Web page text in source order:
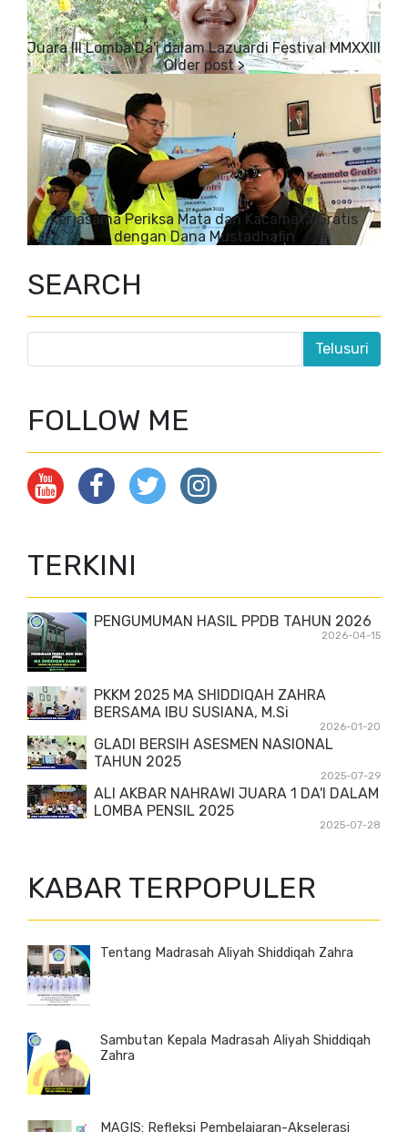
Juara III Lomba Da'i dalam Lazuardi Festival MMXXIII
Kerjasama Periksa Mata dan Kacamata Gratis
dengan Dana Mustadhafin
SEARCH
FOLLOW ME
TERKINI
PENGUMUMAN HASIL PPDB TAHUN 2026
2026-04-15
PKKM 2025 MA SHIDDIQAH ZAHRA
BERSAMA IBU SUSIANA, M.Si
2026-01-20
GLADI BERSIH ASESMEN NASIONAL
TAHUN 2025
2025-07-29
ALI AKBAR NAHRAWI JUARA 1 DA'I DALAM
LOMBA PENSIL 2025
2025-07-28
KABAR TERPOPULER
Tentang Madrasah Aliyah Shiddiqah Zahra
Sambutan Kepala Madrasah Aliyah Shiddiqah
Zahra
MAGIS: Refleksi Pembelajaran-Akselerasi